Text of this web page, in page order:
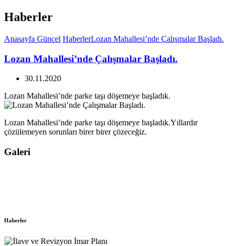
Haberler
Anasayfa Güncel HaberlerLozan Mahallesi’nde Çalışmalar Başladı.
Lozan Mahallesi’nde Çalışmalar Başladı.
30.11.2020
Lozan Mahallesi’nde parke taşı döşemeye başladık.
Lozan Mahallesi’nde parke taşı döşemeye başladık.Yıllardır
çözülemeyen sorunları birer birer çözeceğiz.
Galeri
Haberler